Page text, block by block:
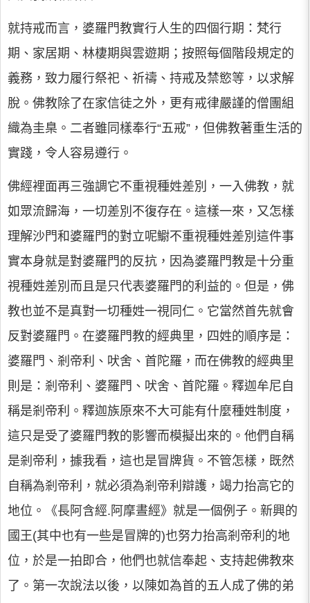
就持戒而言，婆羅門教實行人生的四個行期：梵行
期、家居期、林棲期與雲遊期；按照每個階段規定的
義務，致力履行祭祀、祈禱、持戒及禁慾等，以求解
脫。佛教除了在家信徒之外，更有戒律嚴謹的僧團組
織為圭臬。二者雖同樣奉行“五戒”，但佛教著重生活的
實踐，令人容易遵行。
佛經裡面再三強調它不重視種姓差別，一入佛教，就
如眾流歸海，一切差別不復存在。這樣一來，又怎樣
理解沙門和婆羅門的對立呢䲁不重視種姓差別這件事
實本身就是對婆羅門的反抗，因為婆羅門教是十分重
視種姓差別而且是只代表婆羅門的利益的。但是，佛
教也並不是真對一切種姓一視同仁。它當然首先就會
反對婆羅門。在婆羅門教的經典里，四姓的順序是：
婆羅門、剎帝利、吠舍、首陀羅，而在佛教的經典里
則是：剎帝利、婆羅門、吠舍、首陀羅。釋迦牟尼自
稱是剎帝利。釋迦族原來不大可能有什麼種姓制度，
這只是受了婆羅門教的影響而模擬出來的。他們自稱
是剎帝利，據我看，這也是冒牌貨。不管怎樣，既然
自稱為剎帝利，就必須為剎帝利辯護，竭力抬高它的
地位。《長阿含經.阿摩晝經》就是一個例子。新興的
國王(其中也有一些是冒牌的)也努力抬高剎帝利的地
位，於是一拍即合，他們也就信奉起、支持起佛教來
了。第一次說法以後，以陳如為首的五人成了佛的弟